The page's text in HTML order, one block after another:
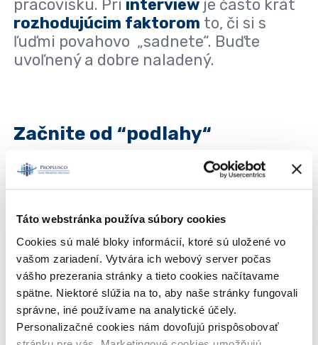
Táto webstránka používa súbory cookies
Cookies sú malé bloky informácií, ktoré sú uložené vo
vašom zariadení. Vytvára ich webový server počas
vášho prezerania stránky a tieto cookies načítavame
spätne. Niektoré slúžia na to, aby naše stránky fungovali
správne, iné používame na analytické účely.
Personalizačné cookies nám dovoľujú prispôsobovať
pracovisku. Pri interviewje často krát
rozhodujúcim faktorom to, či si s
ľuďmi povahovo „sadnete“. Buďte
uvoľnený a dobre naladený.
Začnite od “podlahy“
Nehovoríme, že musíte vziať prácu v
McDonalds (aj keď, vraj, mnohí úspešní
alenezahadzujte hneď prácu tipu
“skladník“či“recepčná“ . V prípade
nižšej kvalifikácie sa pokúste postupne
vypracovať k tým vyšším pozíciám,
ktoré by ste chceli dosiahnuť.Každá
práca šľachtía napríklad taká
čašníčka by určite vedela čo-to